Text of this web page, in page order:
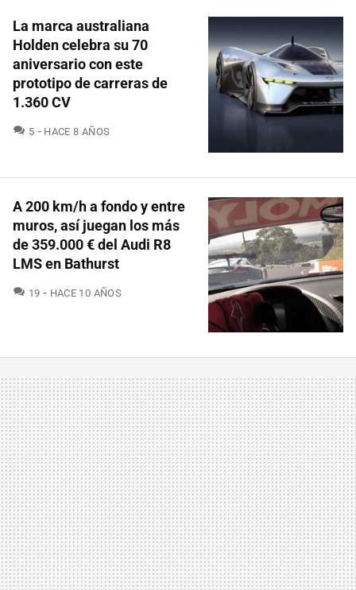
La marca australiana
Holden celebra su 70
aniversario con este
prototipo de carreras de
1.360 CV
5 COMENTARIOS
HACE 8 AÑOS
A 200 km/h a fondo y entre
muros, así juegan los más
de 359.000 € del Audi R8
LMS en Bathurst
19 COMENTARIOS
HACE 10 AÑOS